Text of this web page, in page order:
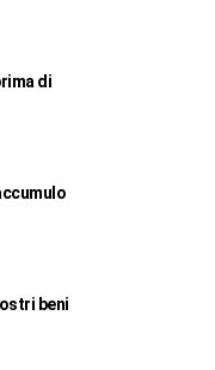
di
beni